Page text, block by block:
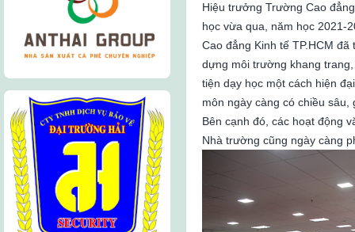
Hiệu trưởng Trường Cao
học vừa qua, năm học 2021-
Cao đẳng Kinh tế TP.HCM
dựng môi trường khang
tiện dạy học một cách hiện
môn ngày càng có chiều
Bên cạnh đó, các hoạt động
Nhà trường cũng ngày càng